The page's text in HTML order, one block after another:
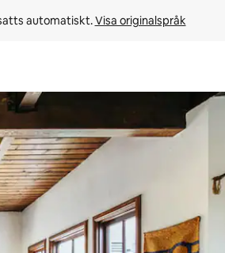
automatiskt. Visa originalspråk